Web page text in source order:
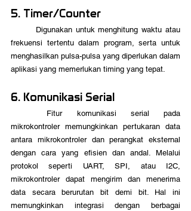
5. Timer/Counter
frekuensi tertentu dalam program, serta untuk
menghasilkan pulsa-pulsa yang diperlukan dalam
aplikasi yang memerlukan timing yang tepat.
6. Komunikasi Serial
mikrokontroler memungkinkan pertukaran data
antara mikrokontroler dan perangkat eksternal
dengan cara yang efisien dan andal. Melalui
protokol seperti UART, SPI, atau I2C,
mikrokontroler dapat mengirim dan menerima
data secara berurutan bit demi bit. Hal ini
memungkinkan integrasi dengan berbagai